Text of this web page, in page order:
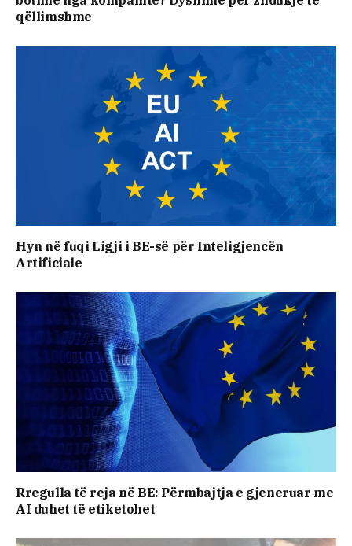
qëllimshme
Hyn në fuqi Ligji i BE-së për Inteligjencën
Artificiale
Rregulla të reja në BE: Përmbajtja e gjeneruar me
AI duhet të etiketohet